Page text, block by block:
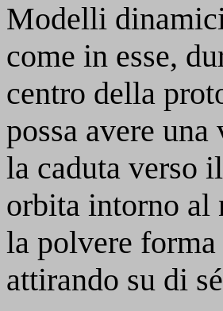
Modelli
come in esse,
centro della
possa avere
la caduta verso
orbita intorno al
la polvere forma
attirando su di